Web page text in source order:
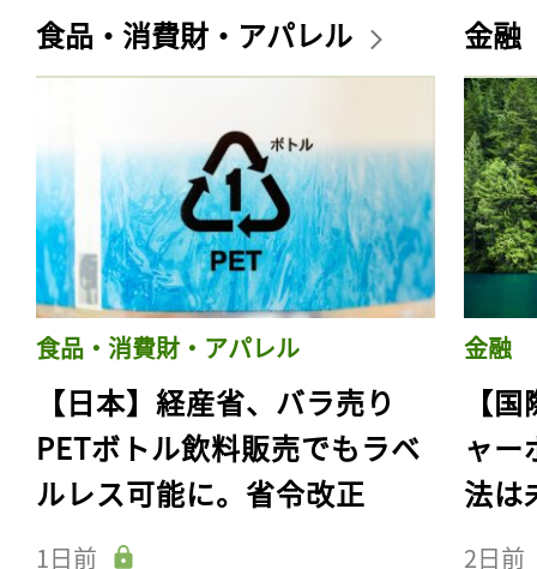
食品・消費財・アパレル
食品・消費財・アパレル
【日本】経産省、バラ売り
PETボトル飲料販売でもラベ
ルレス可能に。省令改正
1日前
金融
金融
【
ャー
法は
2日前